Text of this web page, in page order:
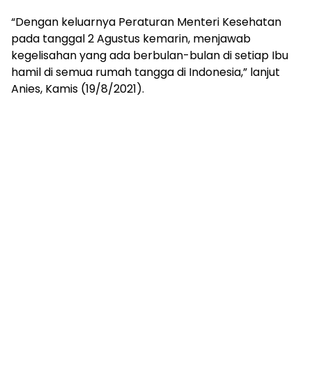
“Dengan keluarnya Peraturan Menteri Kesehatan
pada tanggal 2 Agustus kemarin, menjawab
kegelisahan yang ada berbulan-bulan di setiap Ibu
hamil di semua rumah tangga di Indonesia,” lanjut
Anies, Kamis (19/8/2021).